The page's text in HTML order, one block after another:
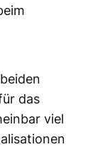
das
viel